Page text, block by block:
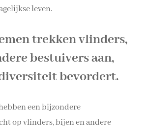
leven.
trekken vlinders,
bestuivers aan,
bevordert.
een bijzondere
op vlinders, bijen en andere